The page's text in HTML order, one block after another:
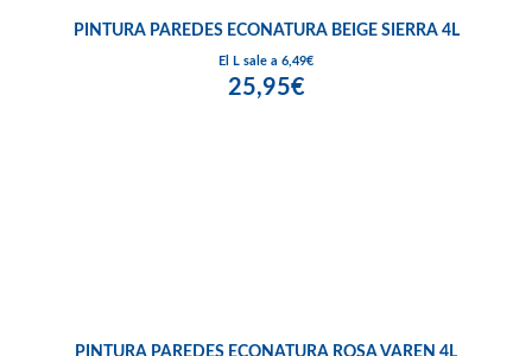
PINTURA PAREDES ECONATURA BEIGE SIERRA 4L
El L sale a 6,49€
25,95€
PINTURA PAREDES ECONATURA ROSA VAREN 4L